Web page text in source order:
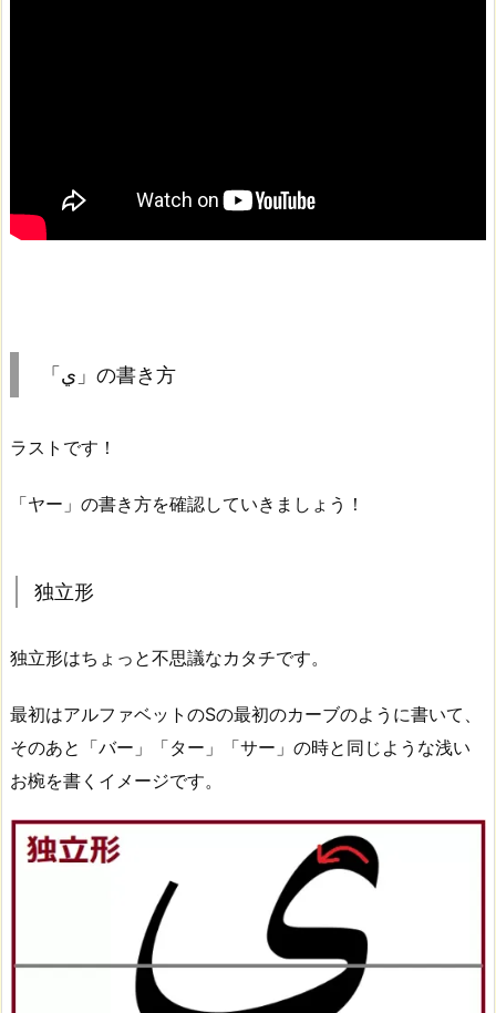
「ي」の書き方
ラストです！
「ヤー」の書き方を確認していきましょう！
独立形
独立形はちょっと不思議なカタチです。
最初はアルファベットのSの最初のカーブのように書いて、
そのあと「バー」「ター」「サー」の時と同じような浅い
お椀を書くイメージです。